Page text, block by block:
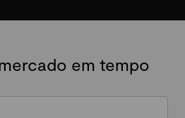
em tempo